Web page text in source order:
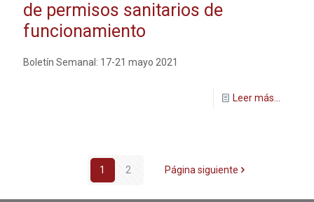
de permisos sanitarios de
funcionamiento
Boletín Semanal: 17-21 mayo 2021
Leer más...
1 2 Página siguiente